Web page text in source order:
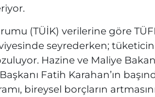
(TÜİK) verilerine göre
seyrederken;
Hazine ve Maliye
Fatih Karahan’ın
bireysel borçların